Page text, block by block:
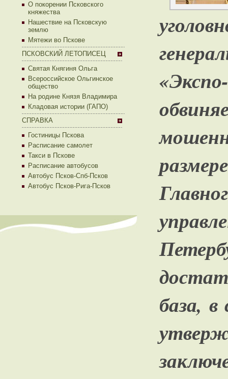
О покорении Псковского
княжества
Нашествие на Псковскую
землю
Мятежи во Пскове
ПСКОВСКИЙ ЛЕТОПИСЕЦ
Святая Княгиня Ольга
Всероссийское Ольгинское
общество
На родине Князя Владимира
Кладовая истории (ГАПО)
СПРАВКА
Гостиницы Пскова
Расписание самолет
Такси в Пскове
Расписание автобусов
Автобус Псков-Спб-Псков
Автобус Псков-Рига-Псков
база, в